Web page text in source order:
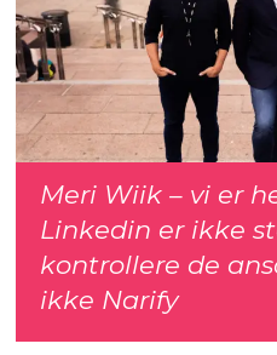
Meri Wiik – vi er
Linkedin er ikke
kontrollere de
ikke Narify